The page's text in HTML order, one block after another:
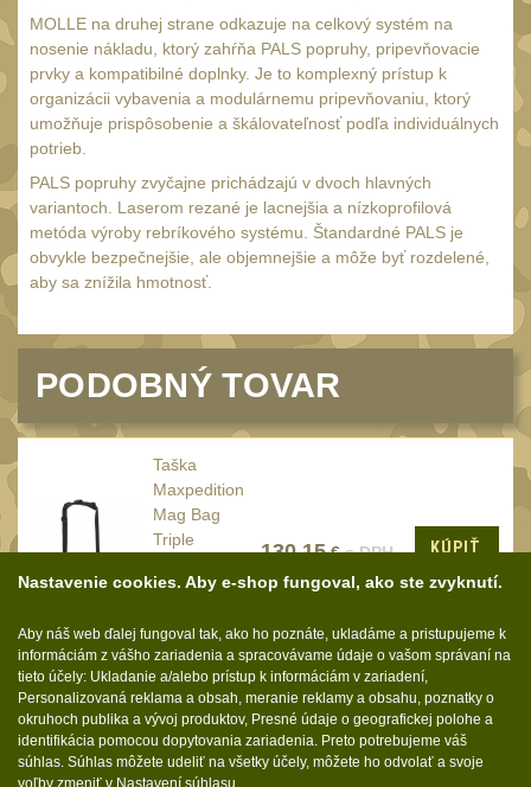
.30 .308 (7.62mm) 10
12GA, 20GA
.40 .41 11
.44 .45
.357 .38 (9mm)12
1911
Náradie a nástroje33
AK47
.227
.223 (5.56mm)
.243 .260 (6.5mm)
.270 .280 (7mm)
.30 .308 (7.62mm)
12GA, 20GA10
.40 .41 6
.44 .45
.357 .38 (9mm) 7
1911 6
MOLLE na druhej strane odkazuje na celkový systém na
nosenie nákladu, ktorý zahŕňa PALS popruhy, pripevňovacie
prvky a kompatibilné doplnky. Je to komplexný prístup k
organizácii vybavenia a modulárnemu pripevňovaniu, ktorý
umožňuje prispôsobenie a škálovateľnosť podľa individuálnych
potrieb.
PALS popruhy zvyčajne prichádzajú v dvoch hlavných
variantoch. Laserom rezané je lacnejšia a nízkoprofilová
metóda výroby rebríkového systému. Štandardné PALS je
obvykle bezpečnejšie, ale objemnejšie a môže byť rozdelené,
aby sa znížila hmotnosť.
PODOBNÝ TOVAR
Taška
Maxpedition
Mag Bag
Triple
23x30x13
NA SKLADE
130.15€s DPH KÚPIŤ
Sledujte nás:
Nastavenie cookies. Aby e-shop fungoval, ako ste zvyknutí.
Aby náš web ďalej fungoval tak, ako ho poznáte, ukladáme a pristupujeme k
informáciám z vášho zariadenia a spracovávame údaje o vašom správaní na
tieto účely: Ukladanie a/alebo prístup k informáciám v zariadení,
Personalizovaná reklama a obsah, meranie reklamy a obsahu, poznatky o
okruhoch publika a vývoj produktov, Presné údaje o geografickej polohe a
identifikácia pomocou dopytovania zariadenia. Preto potrebujeme váš
súhlas. Súhlas môžete udeliť na všetky účely, môžete ho odvolať a svoje
voľby zmeniť v Nastavení súhlasu.